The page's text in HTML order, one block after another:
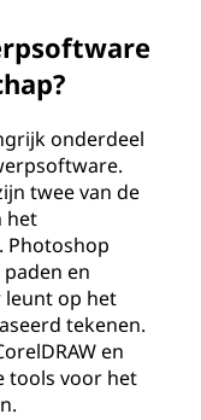
onderdeel
twee van de
het
Photoshop
en
leunt op het
tekenen.
en
tools voor het